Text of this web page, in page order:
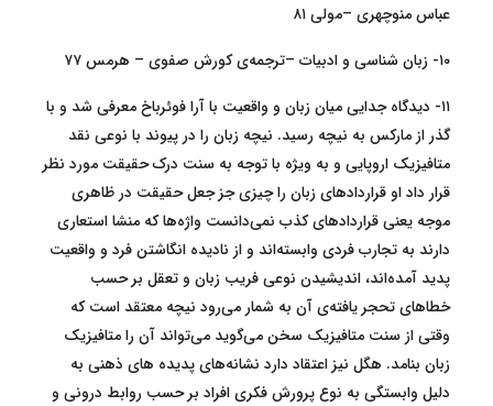
عباس منوچهری –مولی ۸۱
۱۰- زبان شناسی و ادبیات –ترجمه‌ی کورش صفوی – هرمس ۷۷
۱۱- دیدگاه جدایی میان زبان و واقعیت با آرا فوئرباخ معرفی شد و با
گذر از مارکس به نیچه رسید. نیچه زبان را در پیوند با نوعی نقد
متافیزیک اروپایی و به ویژه با توجه به سنت درک حقیقت مورد نظر
قرار داد او قراردادهای زبان را چیزی جز جعل حقیقت در ظاهری
موجه یعنی قراردادهای کذب نمی‌دانست واژه‌ها که منشا استعاری
دارند به تجارب فردی وابسته‌اند و از نادیده انگاشتن فرد و واقعیت
پدید آمده‌اند، اندیشیدن نوعی فریب زبان و تعقل بر حسب
خطاهای تحجر یافته‌ی آن به شمار می‌رود نیچه معتقد است که
وقتی از سنت متافیزیک سخن می‌گوید می‌تواند آن را متافیزیک
زبان بنامد. هگل نیز اعتقاد دارد نشانه‌های پدیده ‌های ذهنی به
دلیل وابستگی به نوع پرورش فکری افراد بر حسب روابط درونی و